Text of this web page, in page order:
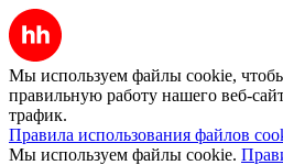
Мы используем файлы cookie,
правильную работу нашего веб-
трафик.
Правила использования файлов
Мы используем файлы cookie.